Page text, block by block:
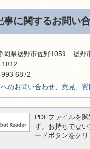
事に関するお問い
県裾野市佐野1059 裾野
1812
6872
のお問い合わせ、意見、質
PDFファイルを
す。お持ちでな
ードボタンをク